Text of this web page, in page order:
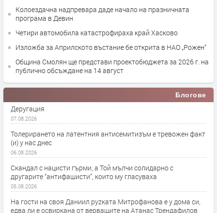
Колоездачна надпревара даде начало на празничната
програма в Девин
Четири автомобила катастрофираха край Хасково
Изложба за Априлското въстание бе открита в НАО „Рожен“
Община Смолян ще представи проектобюджета за 2026 г. на
публично обсъждане на 14 август
Блогове
Деругация
07.08.2026
Толерирането на латентния антисемитизъм е тревожен факт
(и) у нас днес
06.08.2026
Скандал с нацисти гърми, а Той мълчи солидарно с
другарите “антифашисти”, които му гласуваха
05.08.2026
На гости на своя Даниил руzката Митрофанова е у дома си,
едва ли е освиркана от верващите на Атанас Трендафилов